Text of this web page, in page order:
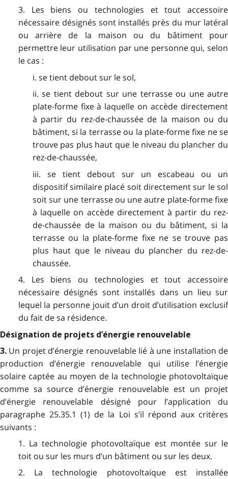
3. Les biens ou technologies et tout accessoire
nécessaire désignés sont installés près du mur latéral
ou arrière de la maison ou du bâtiment pour
permettre leur utilisation par une personne qui, selon
le cas :
i. se tient debout sur le sol,
ii. se tient debout sur une terrasse ou une autre
plate-forme fixe à laquelle on accède directement
à partir du rez-de-chaussée de la maison ou du
bâtiment, si la terrasse ou la plate-forme fixe ne se
trouve pas plus haut que le niveau du plancher du
rez-de-chaussée,
iii. se tient debout sur un escabeau ou un
dispositif similaire placé soit directement sur le sol
soit sur une terrasse ou une autre plate-forme fixe
à laquelle on accède directement à partir du rez-
de-chaussée de la maison ou du bâtiment, si la
terrasse ou la plate-forme fixe ne se trouve pas
plus haut que le niveau du plancher du rez-de-
chaussée.
4. Les biens ou technologies et tout accessoire
nécessaire désignés sont installés dans un lieu sur
lequel la personne jouit d’un droit d’utilisation exclusif
du fait de sa résidence.
Désignation de projets d’énergie renouvelable
3. Un projet d’énergie renouvelable lié à une installation de
production d’énergie renouvelable qui utilise l’énergie
solaire captée au moyen de la technologie photovoltaïque
comme sa source d’énergie renouvelable est un projet
d’énergie renouvelable désigné pour l’application du
paragraphe 25.35.1 (1) de la Loi s’il répond aux critères
suivants :
1. La technologie photovoltaïque est montée sur le
toit ou sur les murs d’un bâtiment ou sur les deux.
2. La technologie photovoltaïque est installée